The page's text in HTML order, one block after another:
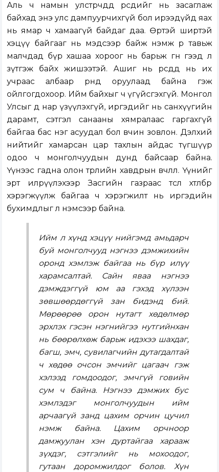
Аль ч намын улстөрчдөд өөрсдийг нь засаглаж
байхад энэ улс дампуурчихгүй бол ирээдүйд яах
нь ямар ч хамаагүй байдаг даа. Өртэй ширтэй
хэцүү байгааг нь мэдсээр байж нэмж өр тавьж
малчдад бүр хашаа хороог нь барьж өгнө гээд л
зүтгэж байх жишээтэй. Ашиг нь өөрсдөд нь их
учраас албаар өрөнд оруулаад байна гэж
ойлгогдохоор. Ийм байхыг ч үгүйсгэхгүй. Монгол
Улсыг өөд нар үзүүлэхгүй, иргэдийг нь санхүүгийн
дарамт, сэтгэл санааны хямралаас гаргахгүй
байгаа бас нэг асуудал бол өвчин зовлон. Дэлхий
нийтийг хамарсан цар тахлын айдас түгшүүр
одоо ч монголчуудын дунд байсаар байна.
Үүнээс гадна олон төрлийн хавдрын өвчлөл. Үүнийг
эрт илрүүлэхээр Засгийн газраас төсөл хөтөлбөр
хэрэгжүүлж байгаа ч хэрэгжилт нь иргэдийн
бухимдлыг л нэмсээр байна.
Ийм л хүнд хэцүү нийгэмд амьдарч
буй монголчууд нэгнээ дэмжихийн
оронд хэмлэж байгаа нь бүр илүү
харамсалтай. Сайн яваа нэгнээ
дэмждэггүй юм аа гэхэд хүлээн
зөвшөөрдөггүй зан бидэнд бий.
Мөрөөрөө орон нутагт хөдөлмөр
эрхлэх гэсэн нэгнийгээ нутгийнхан
нь бөөрөлхөж барьж идэхээ шахдаг,
багш, эмч, сувилагчийн дутагдалтай
ч хөдөө очсон эмчийг цагаач гэж
хэлээд гомдоодог, эмчгүй говийн
сум ч байна. Нэгнээ дэмжих бус
хэмлэдэг монголчуудын ийм
арчаагүй занд цахим орчин цучил
нэмж байна. Цахим орчноор
дамжуулан хэн дуртайгаа харааж
зүхдэг, сэтгэлийг нь мохоодог,
гутаан доромжилдог болов. Хүн